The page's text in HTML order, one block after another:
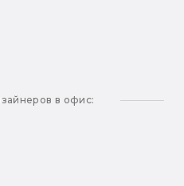
в офис: